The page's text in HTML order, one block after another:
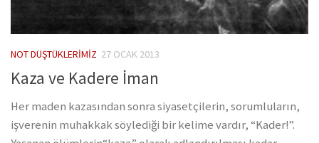
NOT DÜŞTÜKLERIMIZ 27 OCAK 2013
Kaza ve Kadere İman
Her maden kazasından sonra siyasetçilerin, sorumluların,
işverenin muhakkak söylediği bir kelime vardır, “Kader!”.